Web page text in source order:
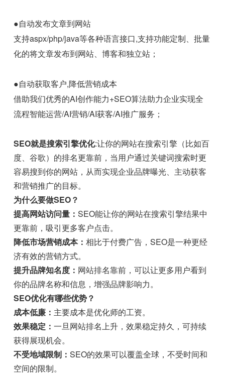
●自动发布文章到网站
支持aspx/php/java等各种语言接口,支持功能定制、批量
化的将文章发布到网站、博客和独立站；
●自动获取客户,降低营销成本
借助我们优秀的AI创作能力+SEO算法助力企业实现全
流程智能运营/AI营销/AI获客/AI推广服务；
SEO就是搜索引擎优化:让你的网站在搜索引擎（比如百
度、谷歌）的排名更靠前，当用户通过关键词搜索时更
容易搜到你的网站，从而实现企业品牌曝光、主动获客
和营销推广的目标。
为什么要做SEO？
提高网站访问量：SEO能让你的网站在搜索引擎结果中
更靠前，吸引更多客户点击。
降低市场营销成本：相比于付费广告，SEO是一种更经
济有效的营销方式。
提升品牌知名度： 网站排名靠前，可以让更多用户看到
你的品牌名称和信息，增强品牌影响力。
SEO优化有哪些优势？
成本低廉： 主要成本是优化师的工资。
效果稳定：一旦网站排名上升，效果稳定持久，可持续
获得展现机会。
不受地域限制：SEO的效果可以覆盖全球，不受时间和
空间的限制。